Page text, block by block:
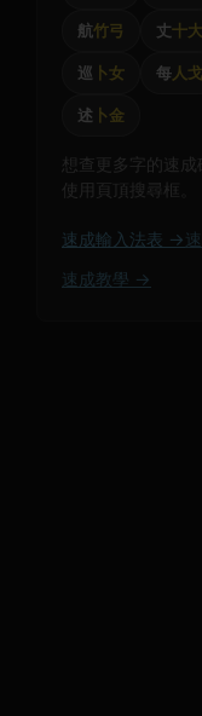
航竹弓 丈十大
巡 卜女 每人戈
述 卜金
想查更多字的速
使用頁頂搜尋框。
速成輸入法表 →
速成教學 →